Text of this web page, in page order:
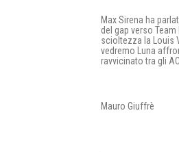
Max Sirena ha
del gap verso
scioltezza la Louis
vedremo Luna
ravvicinato tra gli
Mauro Giuffrè